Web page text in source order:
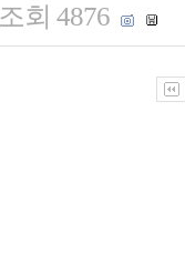
조회 4876